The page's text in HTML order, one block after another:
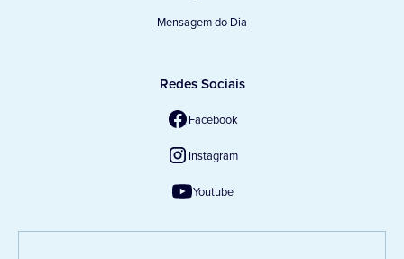
Mensagem do Dia
Redes Sociais
Facebook
Instagram
Youtube